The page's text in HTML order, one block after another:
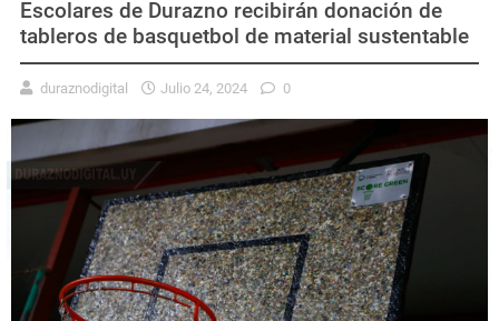
Escolares de Durazno recibirán donación de
tableros de basquetbol de material sustentable
duraznodigital Julio 24, 2024 0